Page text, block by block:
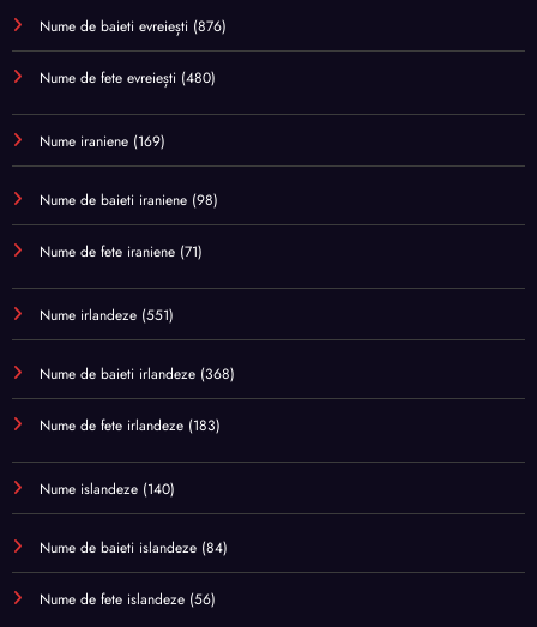
Nume de baieti evreiești (876)
Nume de fete evreiești (480)
Nume iraniene (169)
Nume de baieti iraniene (98)
Nume de fete iraniene (71)
Nume irlandeze (551)
Nume de baieti irlandeze (368)
Nume de fete irlandeze (183)
Nume islandeze (140)
Nume de baieti islandeze (84)
Nume de fete islandeze (56)